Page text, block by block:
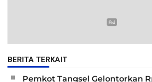
BERITA TERKAIT
Pemkot Tangsel Gelontorkan